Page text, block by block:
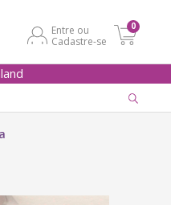
Entre ou
Cadastre-se
0